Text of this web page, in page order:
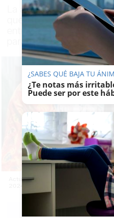
La asociación pide a la
que rectifique con la
entradas de cortesía y
para que compren
Actuación de romanceros durante
¿SABES QUÉ BAJA TU
¿Te notas más
Puede ser por este